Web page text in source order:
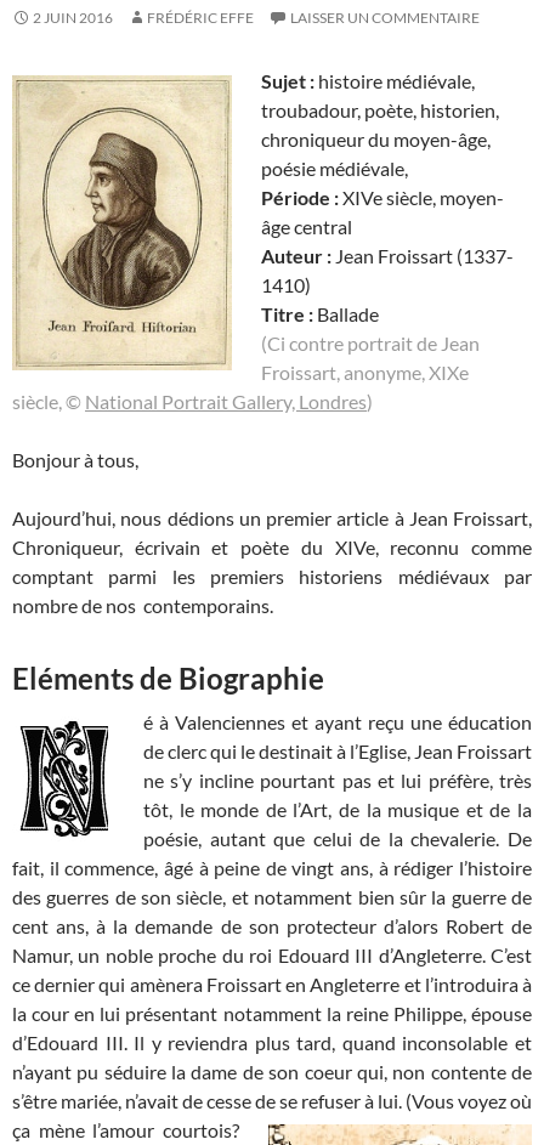
2 JUIN 2016 FRÉDÉRIC EFFE LAISSER UN COMMENTAIRE
Sujet : histoire médiévale,
troubadour, poète, historien,
chroniqueur du moyen-âge,
poésie médiévale,
Période :XIVe siècle, moyen-
âge central
Auteur : Jean Froissart (1337-
1410)
Titre : Ballade
(Ci contre portrait de Jean
Froissart, anonyme, XIXe
siècle, © National Portrait Gallery, Londres)
Bonjour à tous,
Aujourd’hui, nous dédions un premier article à Jean Froissart,
Chroniqueur, écrivain et poète du XIVe, reconnu comme
comptant parmi les premiers historiens médiévaux par
nombre de nos contemporains.
Eléments de Biographie
é à Valenciennes et ayant reçu une éducation
de clerc qui le destinait à l’Eglise, Jean Froissart
ne s’y incline pourtant pas et lui préfère, très
tôt, le monde de l’Art, de la musique et de la
poésie, autant que celui de la chevalerie. De
fait, il commence, âgé à peine de vingt ans, à rédiger l’histoire
des guerres de son siècle, et notamment bien sûr la guerre de
cent ans, à la demande de son protecteur d’alors Robert de
Namur, un noble proche du roi Edouard III d’Angleterre. C’est
ce dernier qui amènera Froissart en Angleterre et l’introduira à
la cour en lui présentant notamment la reine Philippe, épouse
d’Edouard III. Il y reviendra plus tard, quand inconsolable et
n’ayant pu séduire la dame de son coeur qui, non contente de
s’être mariée, n’avait de cesse de se refuser à lui. (Vous voyez où
ça mène l’amour courtois?